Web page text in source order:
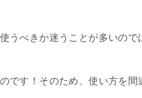
うべきか迷うことが多いので
です！そのため、使い方を